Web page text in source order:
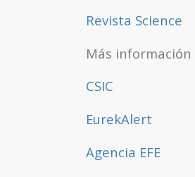
Revista Science
Más información
CSIC
EurekAlert
Agencia EFE